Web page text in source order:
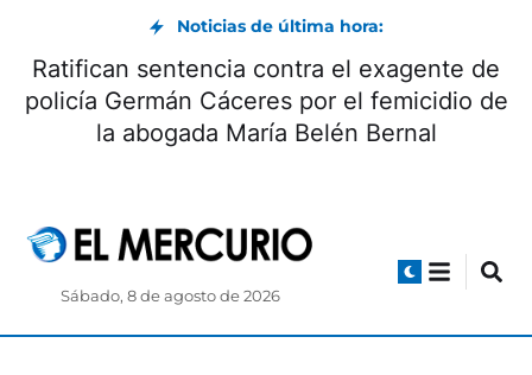
Noticias de última hora:
Ratifican sentencia contra el exagente de
policía Germán Cáceres por el femicidio de
la abogada María Belén Bernal
Sábado, 8 de agosto de 2026